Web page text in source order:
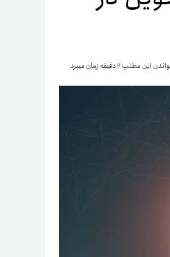
این مطلب 2 دقیقه زمان میبرد